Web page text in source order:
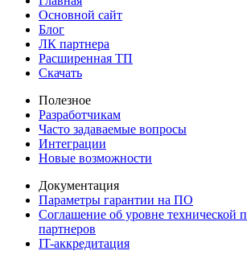
Основной сайт
Блог
ЛК партнера
Расширенная ТП
Скачать
Полезное
Разработчикам
Часто задаваемые вопросы
Интеграции
Новые возможности
Документация
Параметры гарантии на ПО
Соглашение об уровне технической
партнеров
IT-аккредитация